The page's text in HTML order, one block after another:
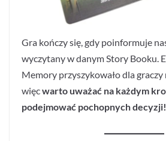
Gra kończy się, gdy poinformuje
wyczytany w danym Story Booku.
Memory przyszykowało dla graczy
więcwarto uważać na każdym
podejmować pochopnych decyzji!